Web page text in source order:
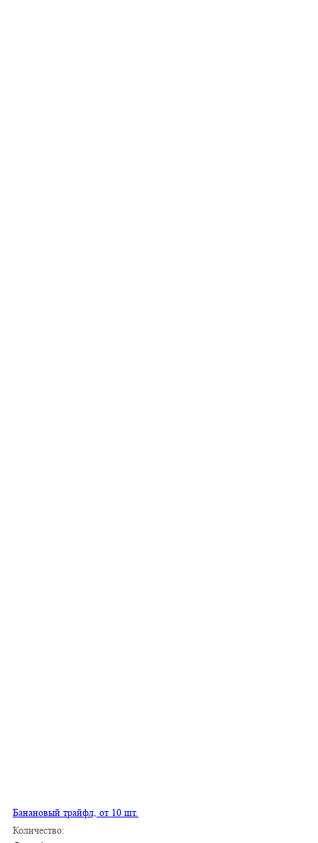
Банановый трайфл, от 10 шт.
Количество: